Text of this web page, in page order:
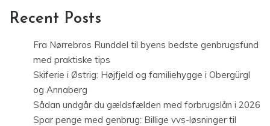
Recent Posts
Fra Nørrebros Runddel til byens bedste genbrugsfund
med praktiske tips
Skiferie i Østrig: Højfjeld og familiehygge i Obergürgl
og Annaberg
Sådan undgår du gældsfælden med forbrugslån i 2026
Spar penge med genbrug: Billige vvs-løsninger til